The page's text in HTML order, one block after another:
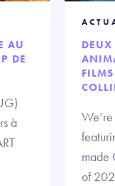
AU
DE
à
made
of